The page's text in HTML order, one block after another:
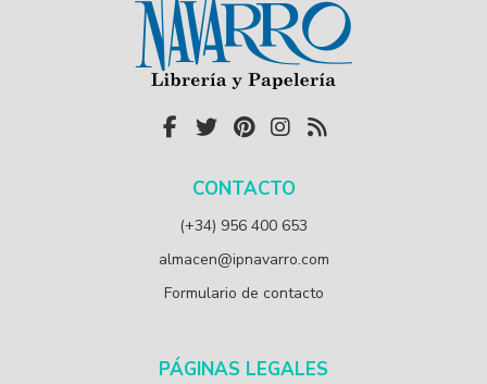
CONTACTO
(+34) 956 400 653
almacen@ipnavarro.com
Formulario de contacto
PÁGINAS LEGALES